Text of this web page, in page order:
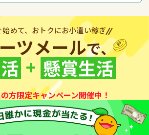
始めて、おトクにお小遣い稼ぎ
ツメールで、
+ 懸賞生活
方限定キャンペーン開催中！